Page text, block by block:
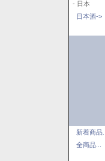
- 日本
日本酒->
新着商品...
全商品...